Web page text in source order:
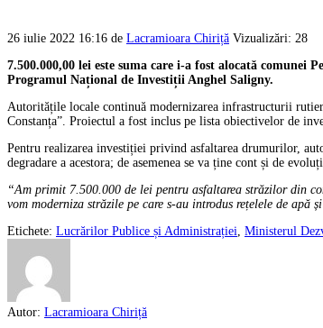
26 iulie 2022 16:16 de Lacramioara Chiriță Vizualizări: 28
7.500.000,00 lei este suma care i-a fost alocată
Programul Național de Investiții Anghel Saligny.
Autoritățile locale continuă modernizarea infrastructurii
Constanța”. Proiectul a fost inclus pe lista obiectivelor de
Pentru realizarea investiției privind asfaltarea drumurilor,
degradare a acestora; de asemenea se va ține cont și de
“Am primit 7.500.000 de lei pentru asfaltarea străzilor din
vom moderniza străzile pe care s-au introdus rețelele de apă
Etichete: Lucrărilor Publice și Administrației Ministerul
Autor: Lacramioara Chiriță